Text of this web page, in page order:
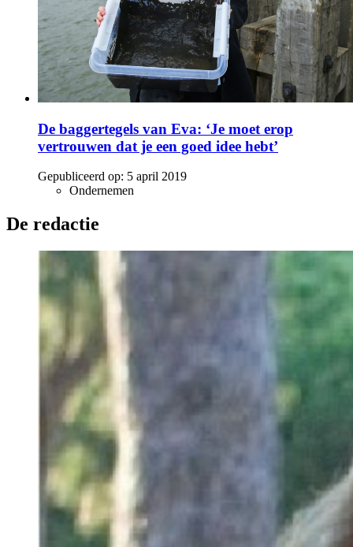
De baggertegels van Eva: ‘Je moet erop
vertrouwen dat je een goed idee hebt’
Gepubliceerd op: 5 april 2019
Ondernemen
De redactie